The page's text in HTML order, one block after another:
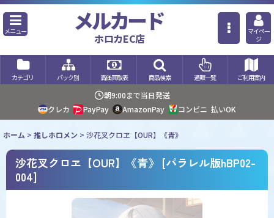
メニュー メルカード
ホロカEC店
マイペー
ジ
カテゴリ パック別 高価買取表 商品検索 通販一覧 ご利用案内
朝9:00まで当日発送
クレカ
PayPay AmazonPay コンビニ 払いOK
ホーム > 推しホロメン > 沙花叉クロヱ【OUR】《青》
沙花叉クロヱ【OUR】《青》 [パラレル版hBP02-
004]